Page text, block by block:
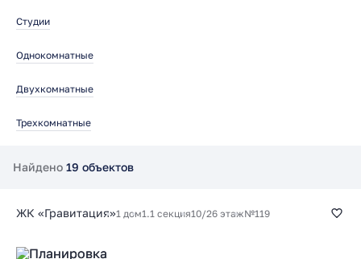
Студии
Однокомнатные
Двухкомнатные
Трехкомнатные
Найдено 19 объектов
ЖК «Гравитация»1 дом1.1 секция10/26 этаж№119